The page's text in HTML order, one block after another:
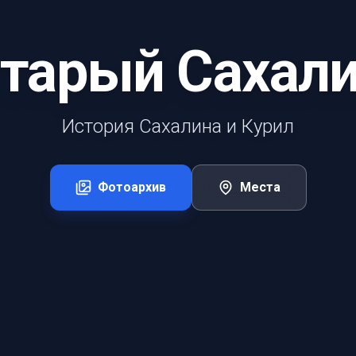
История Сахалина и Курил
Фотоархив Места